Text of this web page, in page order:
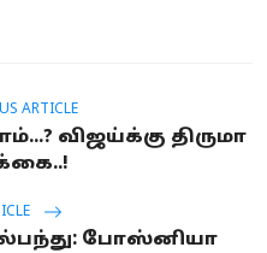
ARTICLE
விஜய்க்கு திருமா
போஸ்னியா